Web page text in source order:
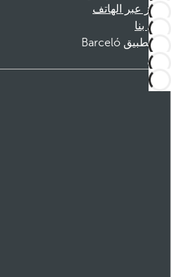
الحجز عبر الهاتف
اتصل بنا
تطبيق Barceló
تنزيل